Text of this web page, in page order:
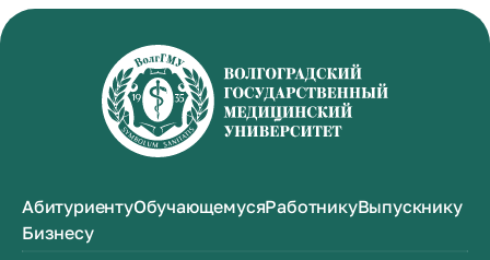
АбитуриентуОбучающемусяРаботникуВыпускнику
Бизнесу